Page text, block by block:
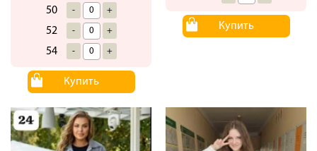
50 - +
52 - +
54 - +
Купить
Купить